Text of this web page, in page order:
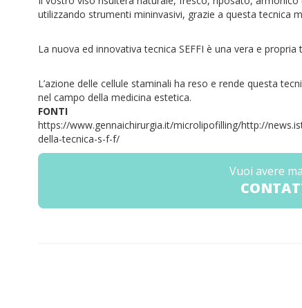
utilizzando strumenti mininvasivi, grazie a questa tecnica
La nuova ed innovativa tecnica SEFFI è una vera e propria
L’azione delle cellule staminali ha reso e rende questa
nel campo della medicina estetica.
FONTI
https://www.gennaichirurgia.it/microlipofilling/http://
della-tecnica-s-f-f/
Vuoi avere